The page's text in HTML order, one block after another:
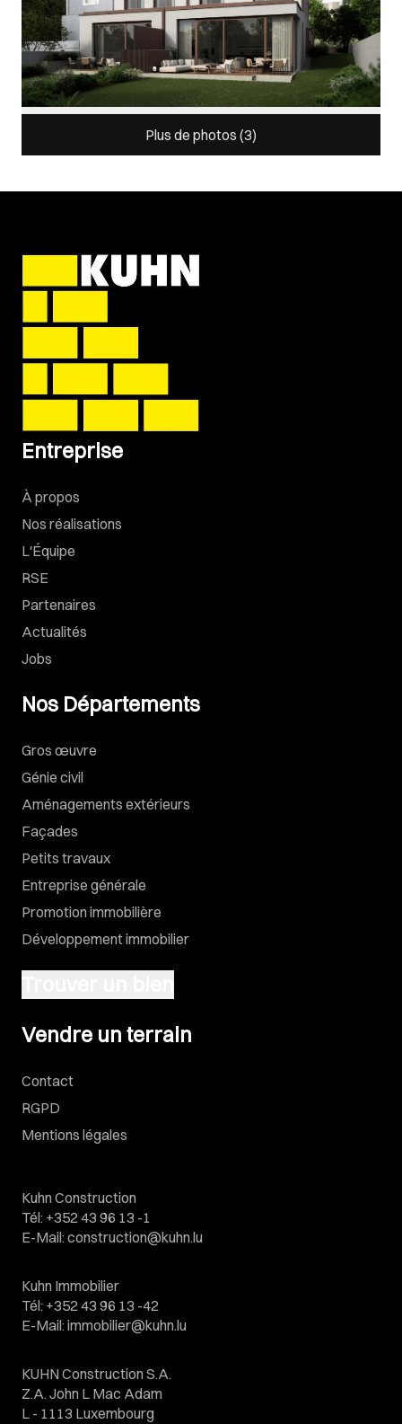
Plus de photos (3)
Entreprise
À propos
Nos réalisations
L'Équipe
RSE
Partenaires
Actualités
Jobs
Nos Départements
Gros œuvre
Génie civil
Aménagements extérieurs
Façades
Petits travaux
Entreprise générale
Promotion immobilière
Développement immobilier
Vendre un terrain
Contact
RGPD
Mentions légales
Kuhn Construction
Tél: +352 43 96 13 -1
E-Mail: construction@kuhn.lu
Kuhn Immobilier
Tél: +352 43 96 13 -42
E-Mail: immobilier@kuhn.lu
KUHN Construction S.A.
Z.A. John L Mac Adam
L - 1113 Luxembourg